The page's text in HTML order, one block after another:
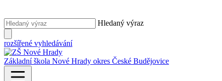
Hledaný výraz
rozšířené vyhledávání
Základní škola Nové Hrady okres České Budějovice